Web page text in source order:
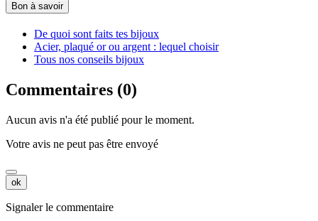
Bon à savoir
De quoi sont faits tes bijoux
Acier, plaqué or ou argent : lequel choisir
Tous nos conseils bijoux
Commentaires (0)
Aucun avis n'a été publié pour le moment.
Votre avis ne peut pas être envoyé
ok
Signaler le commentaire